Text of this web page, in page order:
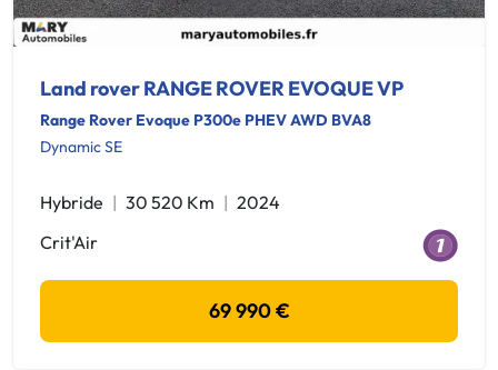
Land rover RANGE ROVER EVOQUE VP
Range Rover Evoque P300e PHEV AWD BVA8
Dynamic SE
Hybride 30 520 Km
2024
Crit'Air
69 990 €